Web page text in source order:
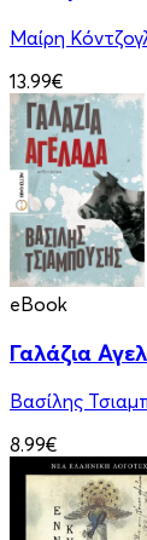
Μαίρη
13.99€
eBook
Γαλάζια
Βασίλης
8.99€